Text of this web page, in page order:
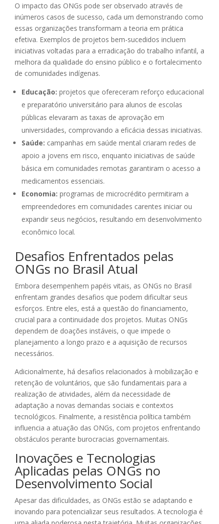
O impacto das ONGs pode ser observado através de
inúmeros casos de sucesso, cada um demonstrando como
essas organizações transformam a teoria em prática
efetiva. Exemplos de projetos bem-sucedidos incluem
iniciativas voltadas para a erradicação do trabalho infantil, a
melhora da qualidade do ensino público e o fortalecimento
de comunidades indígenas.
Educação: projetos que ofereceram reforço educacional
e preparatório universitário para alunos de escolas
públicas elevaram as taxas de aprovação em
universidades, comprovando a eficácia dessas iniciativas.
Saúde: campanhas em saúde mental criaram redes de
apoio a jovens em risco, enquanto iniciativas de saúde
básica em comunidades remotas garantiram o acesso a
medicamentos essenciais.
Economia: programas de microcrédito permitiram a
empreendedores em comunidades carentes iniciar ou
expandir seus negócios, resultando em desenvolvimento
econômico local.
Desafios Enfrentados pelas
ONGs no Brasil Atual
Embora desempenhem papéis vitais, as ONGs no Brasil
enfrentam grandes desafios que podem dificultar seus
esforços. Entre eles, está a questão do financiamento,
crucial para a continuidade dos projetos. Muitas ONGs
dependem de doações instáveis, o que impede o
planejamento a longo prazo e a aquisição de recursos
necessários.
Adicionalmente, há desafios relacionados à mobilização e
retenção de voluntários, que são fundamentais para a
realização de atividades, além da necessidade de
adaptação a novas demandas sociais e contextos
tecnológicos. Finalmente, a resistência política também
influencia a atuação das ONGs, com projetos enfrentando
obstáculos perante burocracias governamentais.
Inovações e Tecnologias
Aplicadas pelas ONGs no
Desenvolvimento Social
Apesar das dificuldades, as ONGs estão se adaptando e
inovando para potencializar seus resultados. A tecnologia é